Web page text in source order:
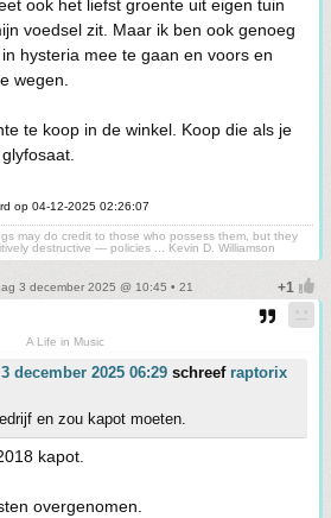
ook het liefst groente uit eigen tuin
voedsel zit. Maar ik ben ook genoeg
hysteria mee te gaan en voors en
wegen.
te koop in de winkel. Koop die als je
op 04-12-2025 02:26:07
may do credit to those who possess them, but they
destructive — policies ... Kevin D. Williamson
3 december 2025 @ 10:45 • 21
A Life in Music
december 2025 06:29 schreef raptorix
en zou kapot moeten.
kapot.
overgenomen.